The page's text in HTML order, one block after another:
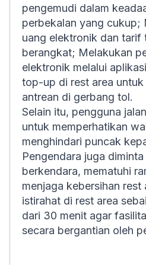
pengemudi dalam
perbekalan yang cukup;
uang elektronik dan tarif
berangkat; Melakukan
elektronik melalui
top-up di rest area untuk
antrean di gerbang tol.
Selain itu, pengguna
untuk memperhatikan
menghindari puncak
Pengendara juga
berkendara, mematuhi
menjaga kebersihan rest
istirahat di rest area
dari 30 menit agar
secara bergantian oleh